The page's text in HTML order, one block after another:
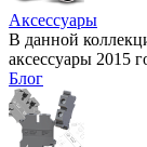
Аксессуары
В данной
аксессуары 2015
Блог